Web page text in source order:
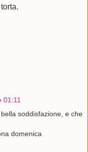
01:11
soddisfazione, e che
domenica